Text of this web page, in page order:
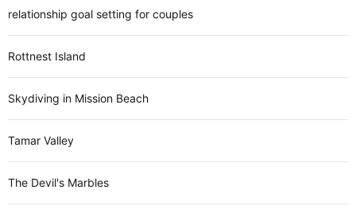
relationship goal setting for couples
Rottnest Island
Skydiving in Mission Beach
Tamar Valley
The Devil's Marbles